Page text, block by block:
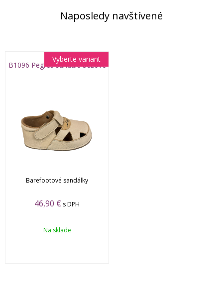
Naposledy navštívené
B1096 Pegres sandále béžové
Barefootové sandálky
46,90 € s DPH
Vyberte variant
Na sklade